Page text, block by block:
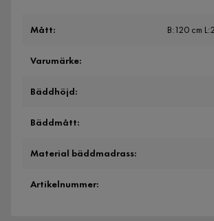
Mått: B:120 cm
Varumärke:
Bäddhöjd:
Bäddmått:
Material bäddmadrass:
Artikelnummer: